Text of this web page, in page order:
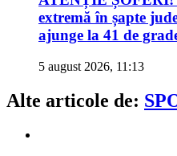
extremă în șapte
ajunge la 41 de
5 august 2026, 11:13
Alte articole de: